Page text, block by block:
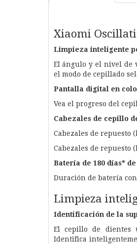
Xiaomi
Limpieza inteligente
El ángulo y el nivel de
el modo de cepillado
Pantalla digital en
Vea el progreso del
Cabezales de cepillo
Cabezales de repuesto
Cabezales de repuesto
Batería de 180 días*
Duración de batería
Limpieza
Identificación de la
El cepillo de dientes
Identifica